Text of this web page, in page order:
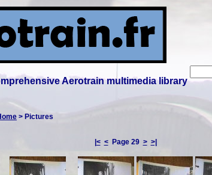
Aerotrain multimedia library
> Pictures
|< <Page 29 > >|